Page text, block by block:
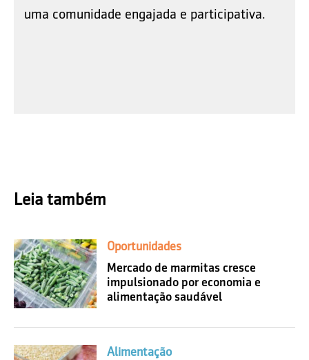
uma comunidade engajada e participativa.
Leia também
Oportunidades
Mercado de marmitas cresce
impulsionado por economia e
alimentação saudável
Alimentação